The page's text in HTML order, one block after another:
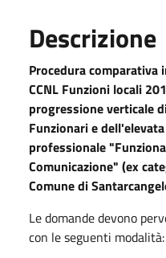
Descrizione
Procedura comparativa
CCNL Funzioni locali
progressione verticale
Funzionari e
professionale
Comunicazione" (ex
Comune di
Le domande devono
con le seguenti modalità: